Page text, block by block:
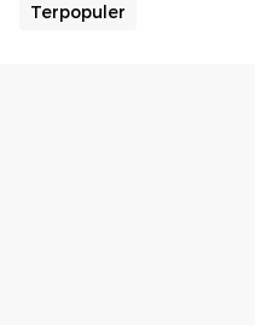
Terpopuler